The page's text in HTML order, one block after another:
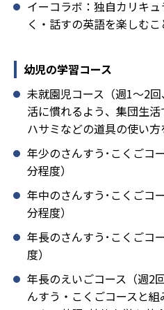
イーコラボ：独自カリキ
く・話すの英語を楽しむこ
幼児の学習コース
未就園児コース（週1～2
活に慣れるよう、集団生
ハサミなどの道具の使い方
年少のさんすう･こくごコ
分程度）
年中のさんすう･こくごコ
分程度）
年長のさんすう･こくごコ
度）
年長のえいごコース（週2
んすう・こくごコースと